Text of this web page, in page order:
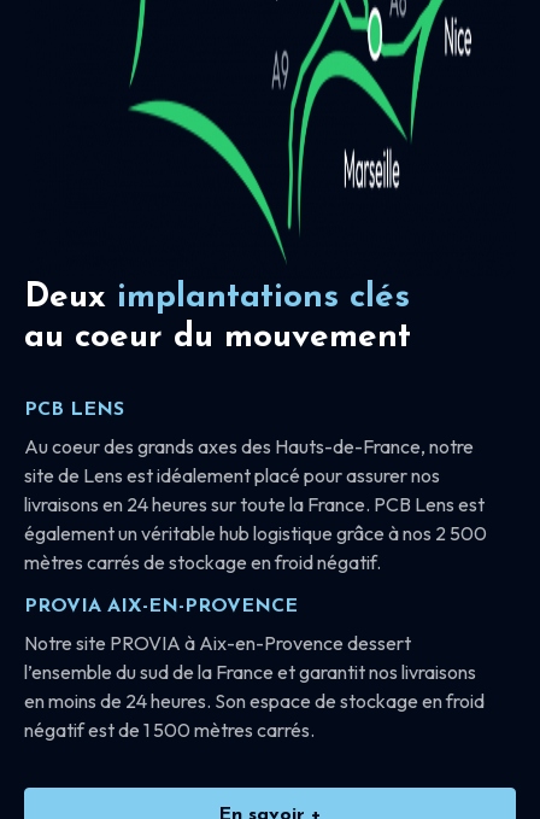
Deux implantations clés
au coeur du mouvement
PCB LENS
Au coeur des grands axes des Hauts-de-France, notre
site de Lens est idéalement placé pour assurer nos
livraisons en 24 heures sur toute la France. PCB Lens est
également un véritable hub logistique grâce à nos 2 500
mètres carrés de stockage en froid négatif.
PROVIA AIX-EN-PROVENCE
Notre site PROVIA à Aix-en-Provence dessert
l’ensemble du sud de la France et garantit nos livraisons
en moins de 24 heures. Son espace de stockage en froid
négatif est de 1 500 mètres carrés.